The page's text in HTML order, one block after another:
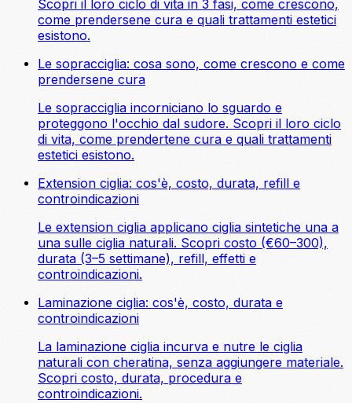
Scopri il loro ciclo di vita in 3 fasi, come crescono,
come prendersene cura e quali trattamenti estetici
esistono.
Le sopracciglia: cosa sono, come crescono e come
prendersene cura
Le sopracciglia incorniciano lo sguardo e
proteggono l'occhio dal sudore. Scopri il loro ciclo
di vita, come prendertene cura e quali trattamenti
estetici esistono.
Extension ciglia: cos'è, costo, durata, refill e
controindicazioni
Le extension ciglia applicano ciglia sintetiche una a
una sulle ciglia naturali. Scopri costo (€60–300),
durata (3–5 settimane), refill, effetti e
controindicazioni.
Laminazione ciglia: cos'è, costo, durata e
controindicazioni
La laminazione ciglia incurva e nutre le ciglia
naturali con cheratina, senza aggiungere materiale.
Scopri costo, durata, procedura e
controindicazioni.